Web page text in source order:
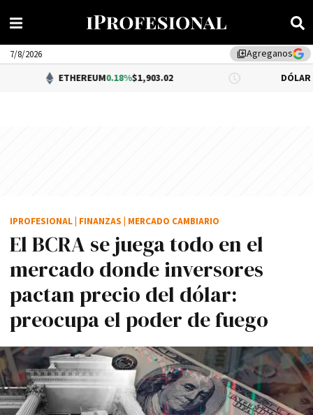
library_addAgreganos
7/8/2026
ETHEREUM0.18%$1,903.02 DÓLAR BNA
El BCRA se juega todo en el
mercado donde inversores
pactan precio del dólar:
preocupa el poder de fuego
IPROFESIONAL FINANZAS MERCADO CAMBIARIO